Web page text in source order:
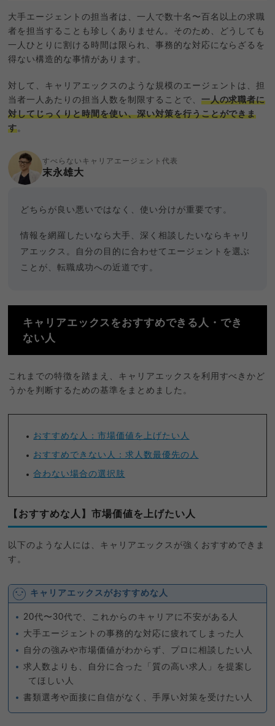
大手エージェントの担当者は、一人で数十名〜百名以上の求職
者を担当することも珍しくありません。そのため、どうしても
一人ひとりに割ける時間は限られ、事務的な対応にならざるを
得ない構造的な事情があります。
対して、キャリアエックスのような規模のエージェントは、担
当者一人あたりの担当人数を制限することで、 一人の求職者に
対してじっくりと時間を使い、深い対策を行うことができま
す。
すべらないキャリアエージェント代表
末永雄大
どちらが良い悪いではなく、使い分けが重要です。
情報を網羅したいなら大手、深く相談したいならキャリ
アエックス。自分の目的に合わせてエージェントを選ぶ
ことが、転職成功への近道です。
キャリアエックスをおすすめできる人・でき
ない人
これまでの特徴を踏まえ、キャリアエックスを利用すべきかど
うかを判断するための基準をまとめました。
おすすめな人：市場価値を上げたい人
おすすめできない人：求人数最優先の人
合わない場合の選択肢
【おすすめな人】市場価値を上げたい人
以下のような人には、キャリアエックスが強くおすすめできま
す。
キャリアエックスがおすすめな人
20代〜30代で、これからのキャリアに不安がある人
大手エージェントの事務的な対応に疲れてしまった人
自分の強みや市場価値がわからず、プロに相談したい人
求人数よりも、自分に合った「質の高い求人」を提案し
てほしい人
書類選考や面接に自信がなく、手厚い対策を受けたい人